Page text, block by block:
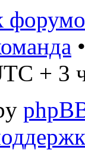
•
+ 3